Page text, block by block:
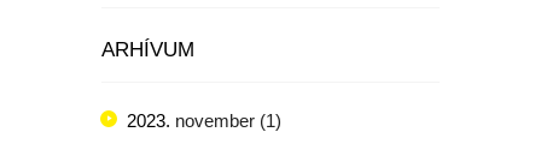
ARHÍVUM
2023. november (1)